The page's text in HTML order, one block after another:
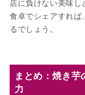
店に負けない美味し
食卓でシェアすれば
るでしょう。
まとめ：焼き芋
力